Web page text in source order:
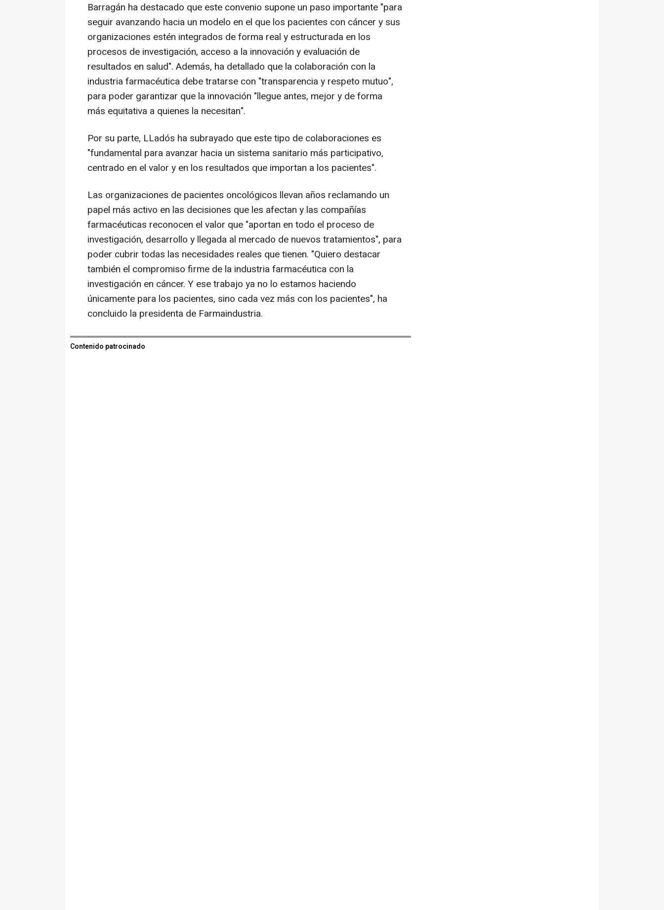
Barragán ha destacado que este convenio supone un paso importante "para
seguir avanzando hacia un modelo en el que los pacientes con cáncer y sus
organizaciones estén integrados de forma real y estructurada en los
procesos de investigación, acceso a la innovación y evaluación de
resultados en salud". Además, ha detallado que la colaboración con la
industria farmacéutica debe tratarse con "transparencia y respeto mutuo",
para poder garantizar que la innovación "llegue antes, mejor y de forma
más equitativa a quienes la necesitan".
Por su parte, LLadós ha subrayado que este tipo de colaboraciones es
"fundamental para avanzar hacia un sistema sanitario más participativo,
centrado en el valor y en los resultados que importan a los pacientes".
Las organizaciones de pacientes oncológicos llevan años reclamando un
papel más activo en las decisiones que les afectan y las compañías
farmacéuticas reconocen el valor que "aportan en todo el proceso de
investigación, desarrollo y llegada al mercado de nuevos tratamientos", para
poder cubrir todas las necesidades reales que tienen. "Quiero destacar
también el compromiso firme de la industria farmacéutica con la
investigación en cáncer. Y ese trabajo ya no lo estamos haciendo
únicamente para los pacientes, sino cada vez más con los pacientes", ha
concluido la presidenta de Farmaindustria.
Contenido patrocinado